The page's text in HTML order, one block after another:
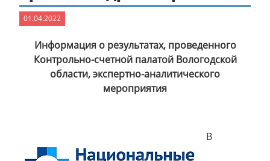
01.04.2022
Информация о результатах, проведенного
Контрольно-счетной палатой Вологодской
области, экспертно-аналитического
мероприятия
В